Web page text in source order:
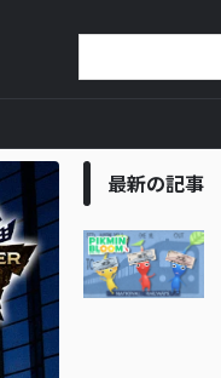
最新の記事